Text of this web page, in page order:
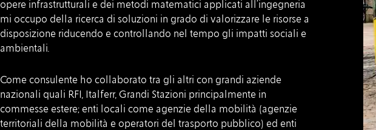
opere infrastrutturali e dei metodi matematici applicati all’ingegneria
mi occupo della ricerca di soluzioni in grado di valorizzare le risorse a
disposizione riducendo e controllando nel tempo gli impatti sociali e
ambientali.
Come consulente ho collaborato tra gli altri con grandi aziende
nazionali quali RFI, Italferr, Grandi Stazioni principalmente in
commesse estere; enti locali come agenzie della mobilità (agenzie
territoriali della mobilità e operatori del trasporto pubblico) ed enti